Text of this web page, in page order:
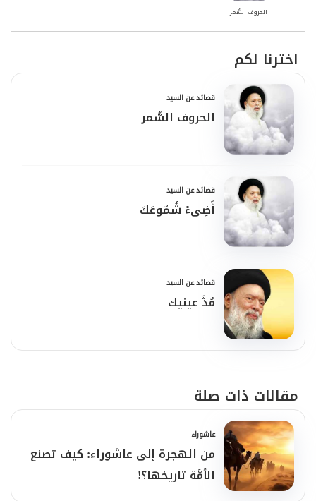
الحروف السُّمر
اخترنا لكم
قصائد عن السيد
الحروف السُّمر
قصائد عن السيد
أَضِىءْ شُمُوعَكَ
قصائد عن السيد
مُدَّ عينيك
مقالات ذات صلة
عاشوراء
من الهجرة إلى عاشوراء: كيف تصنع
الأمَّة تاريخها؟!